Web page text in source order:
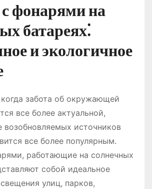
фонарями на
батареях⁚
и экологичное
забота об окружающей
все более актуальной,
возобновляемых источников
все более популярным.
работающие на солнечных
собой идеальное
улиц, парков,